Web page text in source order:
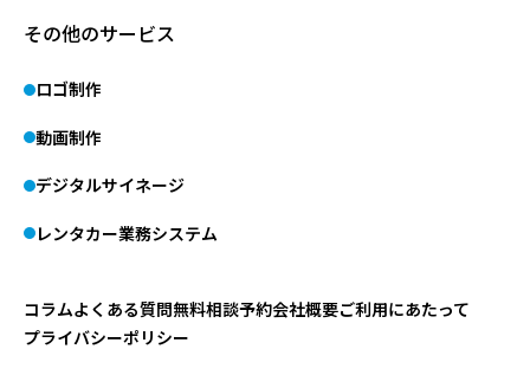
その他のサービス
ロゴ制作
動画制作
デジタルサイネージ
レンタカー業務システム
コラムよくある質問無料相談予約会社概要ご利用にあたって
プライバシーポリシー